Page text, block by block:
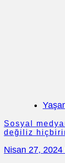
Sosyal
değiliz
Nisan 27, 2024